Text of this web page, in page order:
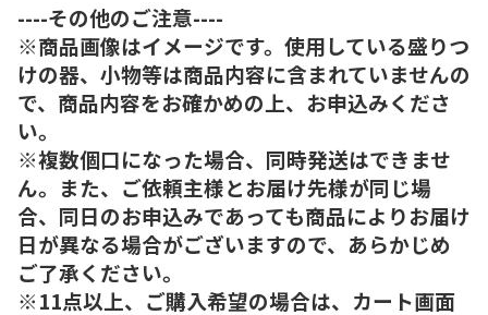
----その他のご注意----
※商品画像はイメージです。使用している盛りつ
けの器、小物等は商品内容に含まれていませんの
で、商品内容をお確かめの上、お申込みくださ
い。
※複数個口になった場合、同時発送はできませ
ん。また、ご依頼主様とお届け先様が同じ場
合、同日のお申込みであっても商品によりお届け
日が異なる場合がございますので、あらかじめ
ご了承ください。
※11点以上、ご購入希望の場合は、カート画面